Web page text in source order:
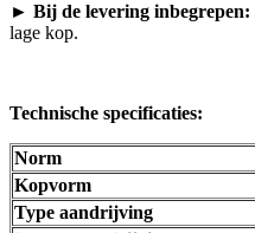
► Bij de levering inbegrepen:
lage kop.
Technische specificaties:
Norm
Kopvorm
Type aandrijving